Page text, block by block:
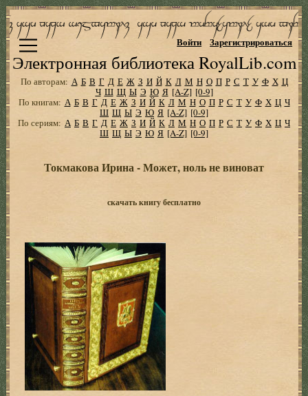
Электронная библиотека RoyalLib.com
Войти Зарегистрироваться
По авторам: А Б В Г Д Е Ж З И Й К Л М Н О П Р С Т У Ф Х Ц
Ч Ш Щ Ы Э Ю Я [A-Z] [0-9]
По книгам: А Б В Г Д Е Ж З И Й К Л М Н О П Р С Т У Ф Х Ц Ч
Ш Щ Ы Э Ю Я [A-Z] [0-9]
По сериям: А Б В Г Д Е Ж З И Й К Л М Н О П Р С Т У Ф Х Ц Ч
Ш Щ Ы Э Ю Я [A-Z] [0-9]
Токмакова Ирина - Может, ноль не виноват
скачать книгу бесплатно